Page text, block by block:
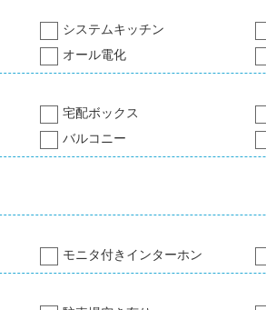
システムキッチン
オール電化
宅配ボックス
バルコニー
モニタ付きインターホン